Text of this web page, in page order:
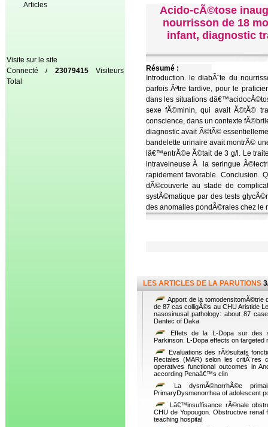
Articles
Visite sur le site
Connecté / 23079415Visiteurs
Total
Acido-cÃ©tose
nourrisson de 18
infant, diagnostic
Résumé :
Introduction. le diabÃ¨te du
parfois Ãªtre tardive, pour le
dans les situations
sexe fÃ©minin, qui avait Ã©tÃ©
conscience, dans un contexte
diagnostic avait Ã©tÃ©
bandelette urinaire avait montrÃ©
lâ€™entrÃ©e Ã©tait de 3 g/l. Le
intraveineuse Ã la seringue
rapidement favorable. Conclusion.
dÃ©couverte au stade de
systÃ©matique par des tests
des anomalies pondÃ©rales chez le
LES ARTICLES DE LA PARUTIONS
Apport de la tomodensitomÃ©trie
de 87 cas colligÃ©s au CHU Aristide
nasosinusal pathology: about 87
Dantec of Daka
Effets de la L-Dopa sur des
Parkinson. L-Dopa effects on
Evaluations des rÃ©sultats
Rectales (MAR) selon les critÃ¨res
operatives functional outcomes in
according Penaâ€™s clin
La dysmÃ©norrhÃ©e
PrimaryDysmenorrhea of adolescent
Lâ€™insuffisance rÃ©nale
CHU de Yopougon. Obstructive renal
teaching hospital